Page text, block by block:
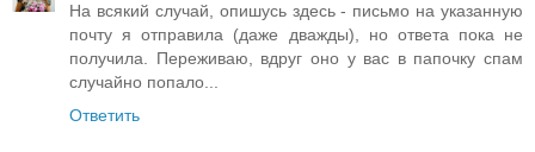
На всякий случай, опишусь здесь - письмо на указанную
почту я отправила (даже дважды), но ответа пока не
получила. Переживаю, вдруг оно у вас в папочку спам
случайно попало...
Ответить